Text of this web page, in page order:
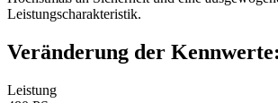
Leistungscharakteristik.
Veränderung der Kennwerte:
Leistung